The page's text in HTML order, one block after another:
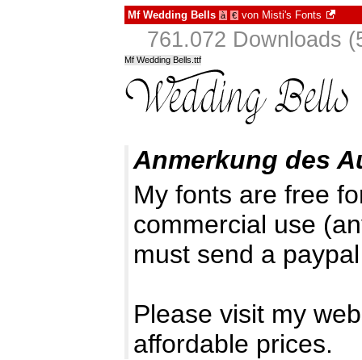
Mf Wedding Bells à € von Misti's Fonts
761.072 Downloads
Mf Wedding Bells.ttf
Anmerkung des
My fonts are free
commercial use
must send a
Please visit my
affordable prices.